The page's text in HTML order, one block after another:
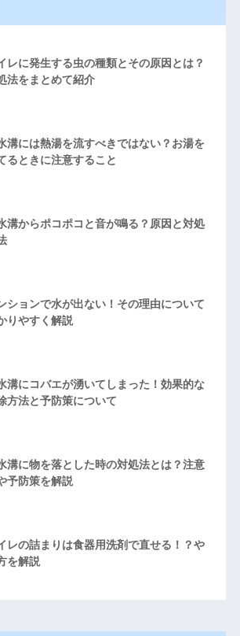
レに発生する虫の種類とその原因とは？
法をまとめて紹介
溝には熱湯を流すべきではない？お湯を
るときに注意すること
溝からポコポコと音が鳴る？原因と対処
ションで水が出ない！その理由について
りやすく解説
溝にコバエが湧いてしまった！効果的な
方法と予防策について
溝に物を落とした時の対処法とは？注意
予防策を解説
レの詰まりは食器用洗剤で直せる！？や
を解説